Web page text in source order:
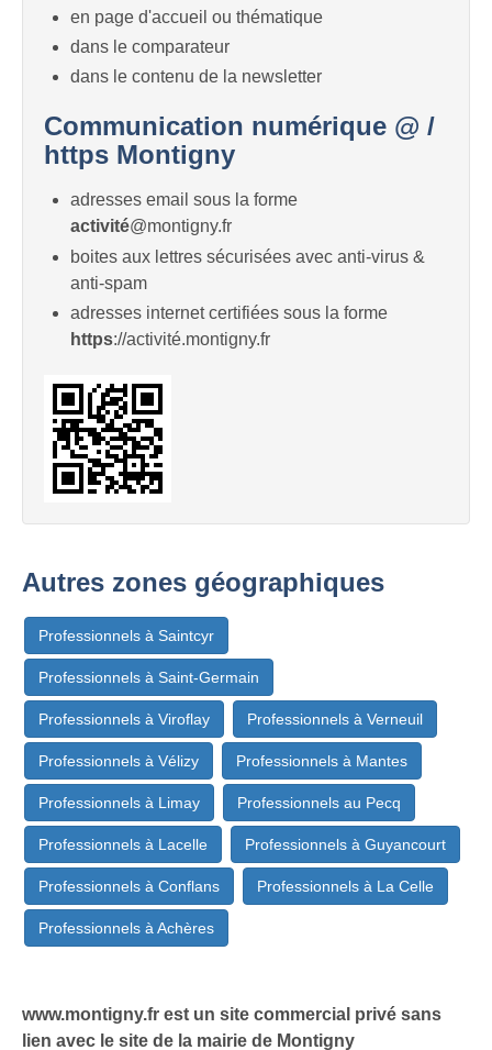
en page d'accueil ou thématique
dans le comparateur
dans le contenu de la newsletter
Communication numérique @ /
https Montigny
adresses email sous la forme
activité@montigny.fr
boites aux lettres sécurisées avec anti-virus &
anti-spam
adresses internet certifiées sous la forme
https://activité.montigny.fr
Autres zones géographiques
Professionnels à Saintcyr
Professionnels à Saint-Germain
Professionnels à Viroflay Professionnels à Verneuil
Professionnels à Vélizy Professionnels à Mantes
Professionnels à Limay Professionnels au Pecq
Professionnels à Lacelle Professionnels à Guyancourt
Professionnels à Conflans Professionnels à La Celle
Professionnels à Achères
www.montigny.fr est un site commercial privé sans
lien avec le site de la mairie de Montigny